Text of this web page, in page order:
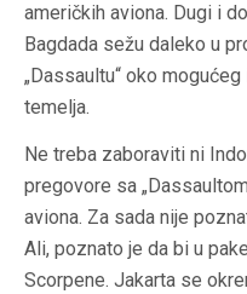
američkih aviona. Dugi i
Bagdada sežu daleko u
„Dassaultu“ oko
temelja.
Ne treba zaboraviti ni
pregovore sa
aviona. Za sada nije
Ali, poznato je da bi u
Scorpene. Jakarta se